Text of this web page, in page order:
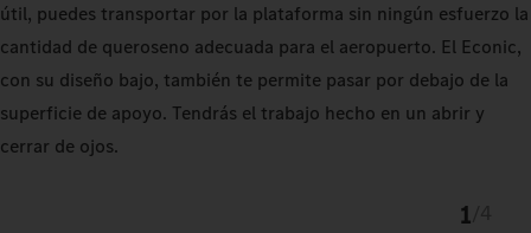
útil, puedes transportar por la plataforma sin ningún esfuerzo la
cantidad de queroseno adecuada para el aeropuerto. El Econic,
con su diseño bajo, también te permite pasar por debajo de la
superficie de apoyo. Tendrás el trabajo hecho en un abrir y
cerrar de ojos.
1